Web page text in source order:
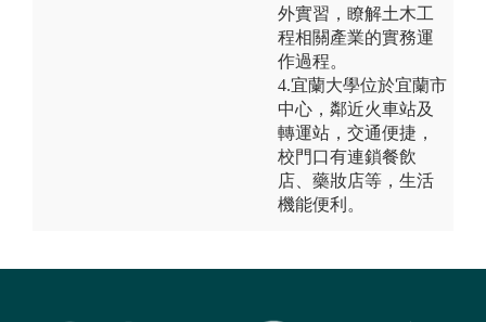
外實習，瞭解土木工
程相關產業的實務運
作過程。
4.宜蘭大學位於宜蘭市
中心，鄰近火車站及
轉運站，交通便捷，
校門口有連鎖餐飲
店、藥妝店等，生活
機能便利。